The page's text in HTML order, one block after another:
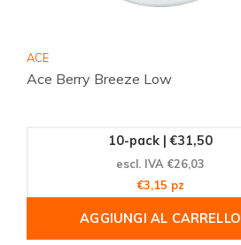
ACE
Ace Berry Breeze Low
10-pack | €31,50
escl. IVA €26,03
€3,15 pz
AGGIUNGI AL CARRELLO